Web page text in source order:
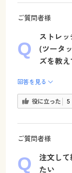
ご質問者様
ストレ
(ツータ
ズを教え
回答を見る
役に立った 5
ご質問者様
注文し
たい